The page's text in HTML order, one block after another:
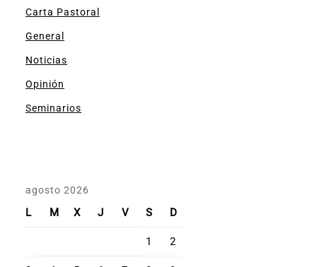
Carta Pastoral
General
Noticias
Opinión
Seminarios
agosto 2026
L M X J V S D
1 2